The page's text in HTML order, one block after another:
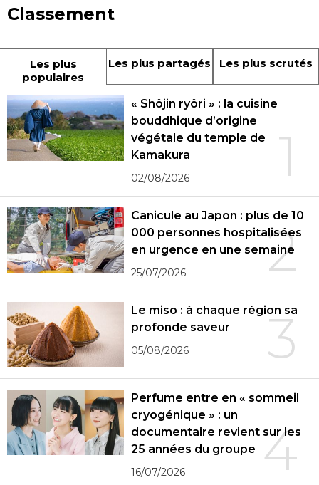
Classement
Les plus
populaires
Les plus partagés Les plus scrutés
1
« Shôjin ryôri » : la cuisine
bouddhique d’origine
végétale du temple de
Kamakura
02/08/2026
2
Canicule au Japon : plus de 10
000 personnes hospitalisées
en urgence en une semaine
25/07/2026
3
Le miso : à chaque région sa
profonde saveur
05/08/2026
4
Perfume entre en « sommeil
cryogénique » : un
documentaire revient sur les
25 années du groupe
16/07/2026